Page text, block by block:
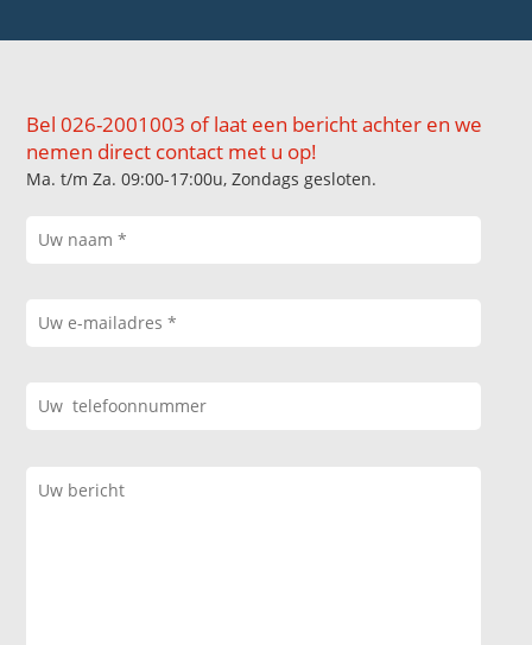
Bel 026-2001003 of laat een bericht achter en we
nemen direct contact met u op!
Ma. t/m Za. 09:00-17:00u, Zondags gesloten.